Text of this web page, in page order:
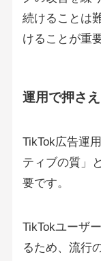
続けることは
けることが重
運用で押さ
TikTok広告運
ティブの質」
要です。
TikTokユーザ
るため、流行